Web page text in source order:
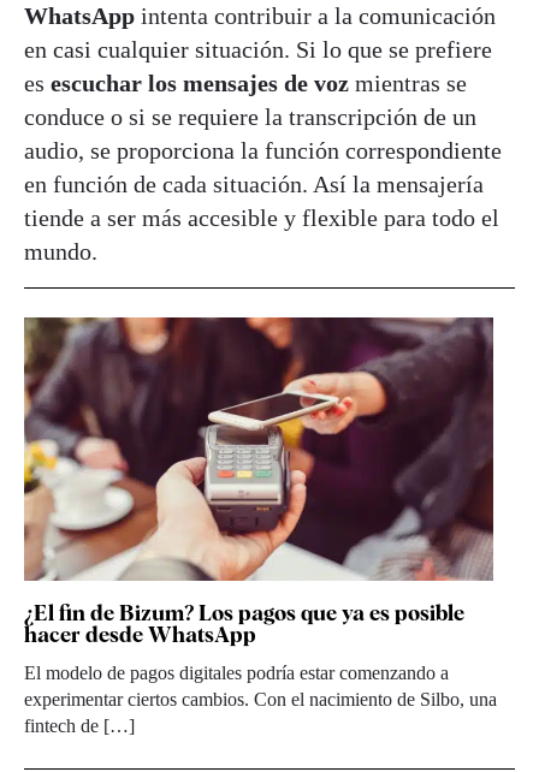
WhatsApp intenta contribuir a la comunicación
en casi cualquier situación. Si lo que se prefiere
es escuchar los mensajes de voz mientras se
conduce o si se requiere la transcripción de un
audio, se proporciona la función correspondiente
en función de cada situación. Así la mensajería
tiende a ser más accesible y flexible para todo el
mundo.
¿El fin de Bizum? Los pagos que ya es posible
hacer desde WhatsApp
El modelo de pagos digitales podría estar comenzando a
experimentar ciertos cambios. Con el nacimiento de Silbo, una
fintech de […]